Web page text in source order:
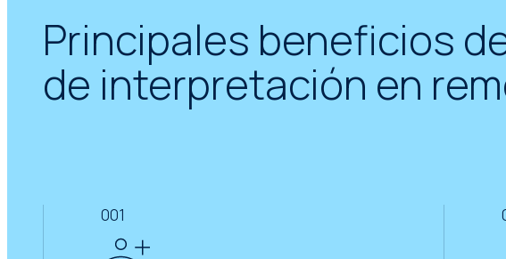
Principales beneficios
de interpretación en
001